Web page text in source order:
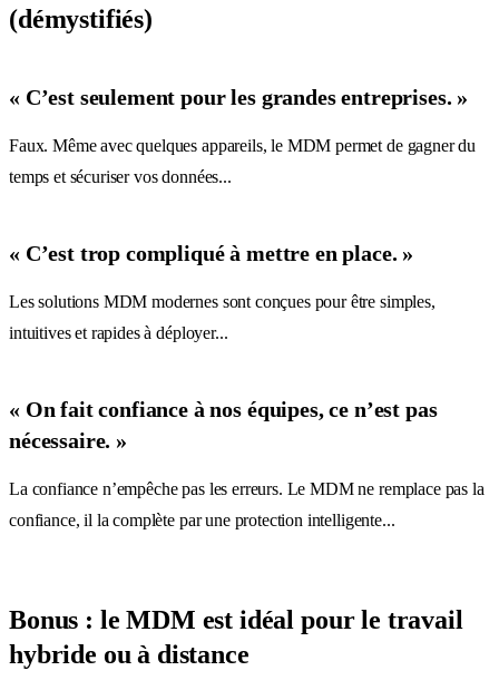
(démystifiés)
« C’est seulement pour les grandes entreprises. »
Faux. Même avec quelques appareils, le MDM permet de gagner du
temps et sécuriser vos données...
« C’est trop compliqué à mettre en place. »
Les solutions MDM modernes sont conçues pour être simples,
intuitives et rapides à déployer...
« On fait confiance à nos équipes, ce n’est pas
nécessaire. »
La confiance n’empêche pas les erreurs. Le MDM ne remplace pas la
confiance, il la complète par une protection intelligente...
Bonus : le MDM est idéal pour le travail
hybride ou à distance